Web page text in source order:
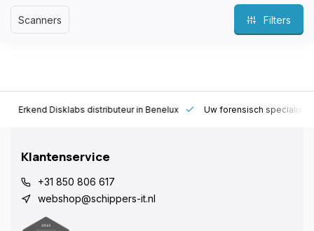
Scanners Filters
Disklabs distributeur in Benelux Uw forensisch specialist
Klantenservice
+31 850 806 617
webshop@schippers-it.nl